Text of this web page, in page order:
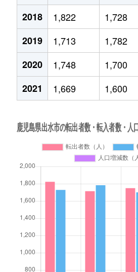
2018
1,822 1,728
2019
1,713 1,782
2020
1,748 1,700
2021
1,669 1,600